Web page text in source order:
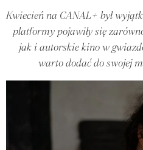
Kwiecień na CANAL+ był
platformy pojawiły się
jak i autorskie kino w
warto dodać do swojej